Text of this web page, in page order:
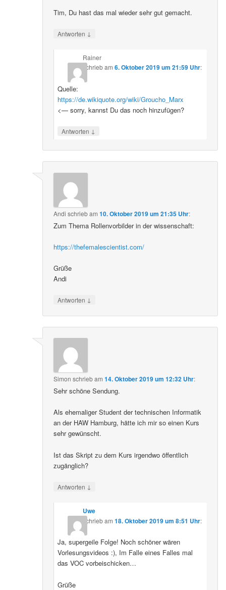
Tim, Du hast das mal wieder sehr gut gemacht.
Antworten ↓
Rainer
schriebam 6. Oktober 2019 um 21:59 Uhr:
Quelle:
https://de.wikiquote.org/wiki/Groucho_Marx
<— sorry, kannst Du das noch hinzufügen?
Antworten ↓
Andi schriebam10. Oktober 2019 um 21:35 Uhr:
Zum Thema Rollenvorbilder in der wissenschaft:
https://thefemalescientist.com/
Grüße
Andi
Antworten ↓
Simon schriebam14. Oktober 2019 um 12:32 Uhr:
Sehr schöne Sendung.
Als ehemaliger Student der technischen Informatik
an der HAW Hamburg, hätte ich mir so einen Kurs
sehr gewünscht.
Ist das Skript zu dem Kurs irgendwo öffentlich
zugänglich?
Antworten ↓
Uwe
schriebam 18. Oktober 2019 um 8:51 Uhr:
Ja, supergeile Folge! Noch schöner wären
Vorlesungsvideos :), Im Falle eines Falles mal
das VOC vorbeischicken…
Grüße